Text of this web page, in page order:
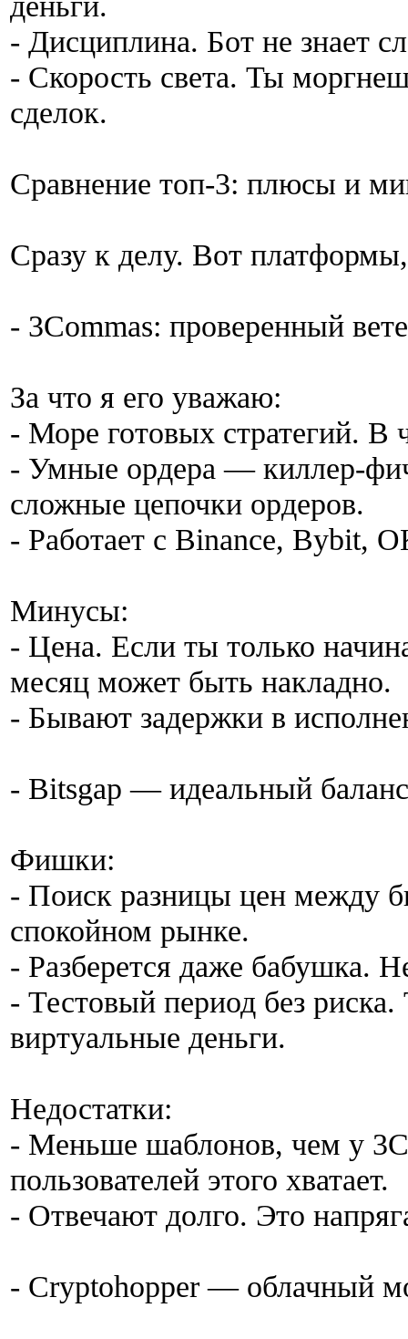
- Дисциплина. Бот не знает
- Скорость света. Ты
сделок.
Сравнение топ-3: плюсы и
Сразу к делу. Вот
- 3Commas: проверенный
За что я его уважаю:
- Море готовых стратегий. В
- Умные ордера — киллер-
сложные цепочки ордеров.
- Работает с Binance, Bybit,
Минусы:
- Цена. Если ты только
месяц может быть накладно.
- Бывают задержки в
- Bitsgap — идеальный баланс
Фишки:
- Поиск разницы цен между
спокойном рынке.
- Разберется даже бабушка.
- Тестовый период без
виртуальные деньги.
Недостатки:
- Меньше шаблонов, чем у
пользователей этого хватает.
- Отвечают долго. Это
- Cryptohopper — облачный